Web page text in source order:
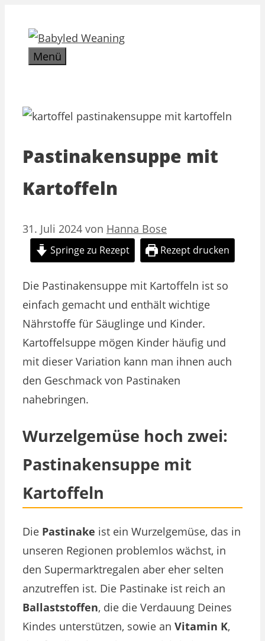
Inhalt
springenMenü
Pastinakensuppe mit
Kartoffeln
31. Juli 2024 von Hanna Bose
Springe zu Rezept Rezept drucken
Die Pastinakensuppe mit Kartoffeln ist so
einfach gemacht und enthält wichtige
Nährstoffe für Säuglinge und Kinder.
Kartoffelsuppe mögen Kinder häufig und
mit dieser Variation kann man ihnen auch
den Geschmack von Pastinaken
nahebringen.
Wurzelgemüse hoch zwei:
Pastinakensuppe mit
Kartoffeln
Die Pastinake ist ein Wurzelgemüse, das in
unseren Regionen problemlos wächst, in
den Supermarktregalen aber eher selten
anzutreffen ist. Die Pastinake ist reich an
Ballaststoffen, die die Verdauung Deines
Kindes unterstützen, sowie an Vitamin K,